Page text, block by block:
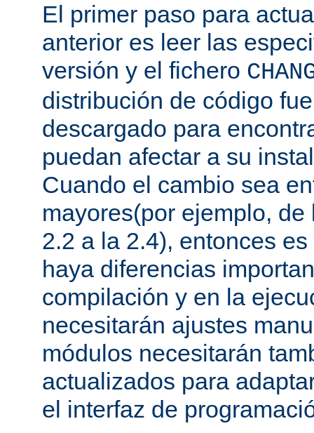
El primer paso para
anterior es leer las
versión y el fichero
distribución de código
descargado para
puedan afectar a su
Cuando el cambio sea
mayores(por ejemplo,
2.2 a la 2.4), entonces
haya diferencias
compilación y en la
necesitarán ajustes
módulos necesitarán
actualizados para
el interfaz de